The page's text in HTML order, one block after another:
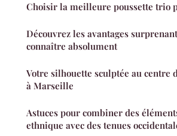
Choisir la meilleure poussette trio
Découvrez les avantages
connaître absolument
Votre silhouette sculptée au centre
à Marseille
Astuces pour combiner des
ethnique avec des tenues